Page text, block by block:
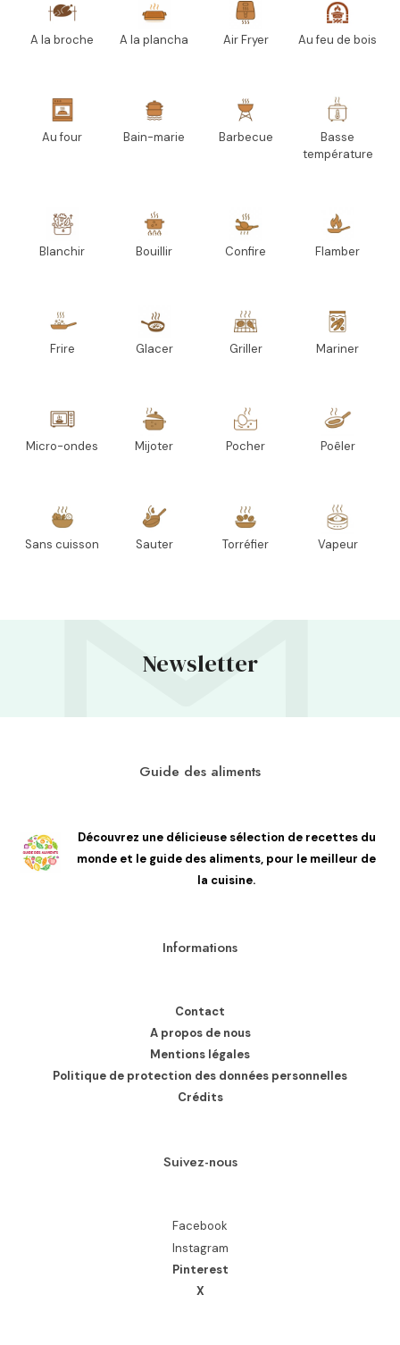
A la broche A la plancha Air Fryer Au feu de bois
Au four Bain-marie Barbecue
Basse
température
Blanchir Bouillir Confire Flamber
Frire Glacer Griller Mariner
Micro-ondes Mijoter Pocher Poêler
Sans cuisson Sauter Torréfier Vapeur
Newsletter
Guide des aliments
Découvrez une délicieuse sélection de recettes du
monde et le guide des aliments, pour le meilleur de
la cuisine.
Informations
Contact
A propos de nous
Mentions légales
Politique de protection des données personnelles
Crédits
Suivez-nous
Facebook
Instagram
Pinterest
X